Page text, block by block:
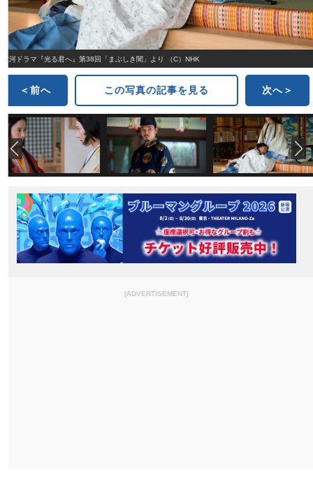
大河ドラマ『光る君へ』第38回「まぶしき闇」より （C）NHK
＜前へ この写真の記事を見る 次へ＞
[ADVERTISEMENT]